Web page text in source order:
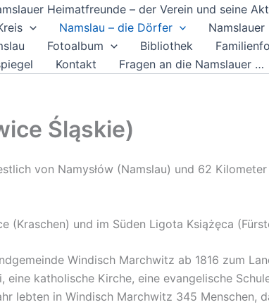
Heimatfreunde – der Verein und seine
Namslau – die Dörfer
Fotoalbum Bibliothek
Kontakt Fragen an die Namslauer …
Śląskie)
von Namysłów (Namslau) und 62
und im Süden Ligota Książęca
Windisch Marchwitz ab 1816 zum
katholische Kirche, eine evangelische
lebten in Windisch Marchwitz 345 Menschen,